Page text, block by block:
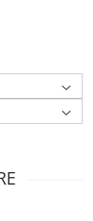
de zi cu zi fie